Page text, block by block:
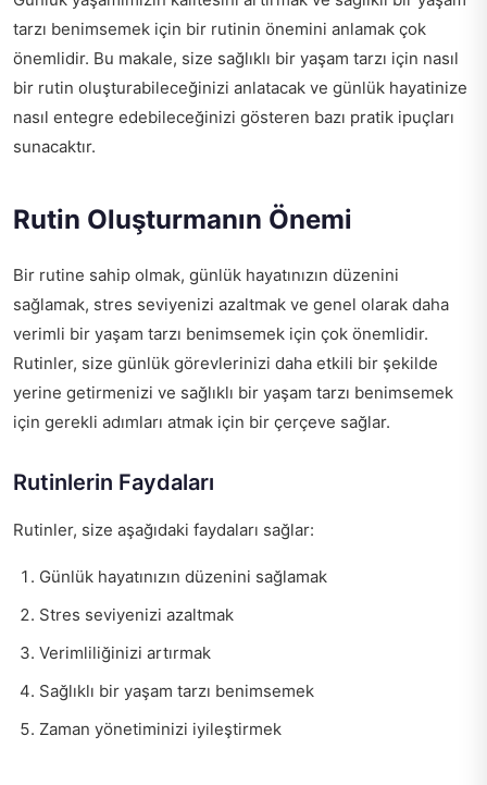
tarzı benimsemek için bir rutinin önemini anlamak çok
önemlidir. Bu makale, size sağlıklı bir yaşam tarzı için nasıl
bir rutin oluşturabileceğinizi anlatacak ve günlük hayatinize
nasıl entegre edebileceğinizi gösteren bazı pratik ipuçları
sunacaktır.
Rutin Oluşturmanın Önemi
Bir rutine sahip olmak, günlük hayatınızın düzenini
sağlamak, stres seviyenizi azaltmak ve genel olarak daha
verimli bir yaşam tarzı benimsemek için çok önemlidir.
Rutinler, size günlük görevlerinizi daha etkili bir şekilde
yerine getirmenizi ve sağlıklı bir yaşam tarzı benimsemek
için gerekli adımları atmak için bir çerçeve sağlar.
Rutinlerin Faydaları
Rutinler, size aşağıdaki faydaları sağlar:
Günlük hayatınızın düzenini sağlamak
Stres seviyenizi azaltmak
Verimliliğinizi artırmak
Sağlıklı bir yaşam tarzı benimsemek
Zaman yönetiminizi iyileştirmek